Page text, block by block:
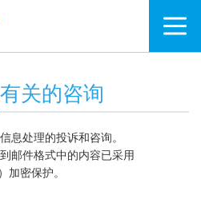
关的咨询
息处理的投诉和咨询。
邮件格式中的内容已采用
加密保护。